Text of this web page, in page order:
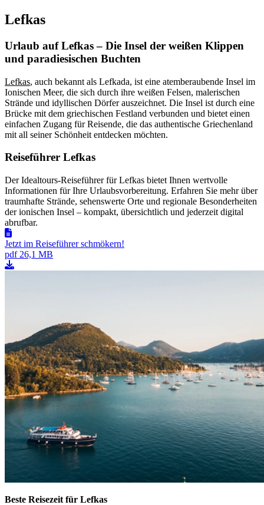
Lefkas
Urlaub auf Lefkas – Die Insel der weißen Klippen
und paradiesischen Buchten
Lefkas, auch bekannt als Lefkada, ist eine atemberaubende Insel im
Ionischen Meer, die sich durch ihre weißen Felsen, malerischen
Strände und idyllischen Dörfer auszeichnet. Die Insel ist durch eine
Brücke mit dem griechischen Festland verbunden und bietet einen
einfachen Zugang für Reisende, die das authentische Griechenland
mit all seiner Schönheit entdecken möchten.
Reiseführer Lefkas
Der Idealtours-Reiseführer für Lefkas bietet Ihnen wertvolle
Informationen für Ihre Urlaubsvorbereitung. Erfahren Sie mehr über
traumhafte Strände, sehenswerte Orte und regionale Besonderheiten
der ionischen Insel – kompakt, übersichtlich und jederzeit digital
abrufbar.
Jetzt im Reiseführer schmökern!
pdf 26,1 MB
Beste Reisezeit für Lefkas